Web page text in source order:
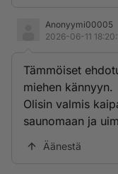
Anonyymi00005
2026-06-11
Tämmöiset
miehen kännyyn.
Olisin valmis
saunomaan ja
Äänestä